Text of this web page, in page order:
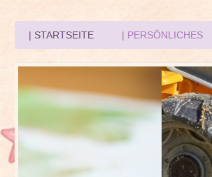
| STARTSEITE | PERSÖNLICHES